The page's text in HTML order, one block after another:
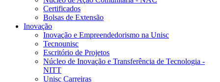
Certificados
Bolsas de Extensão
Inovação
Inovação e Empreendedorismo na Unisc
Tecnounisc
Escritório de Projetos
Núcleo de Inovação e Transferência de Tecnologia -
NITT
Unisc Carreiras